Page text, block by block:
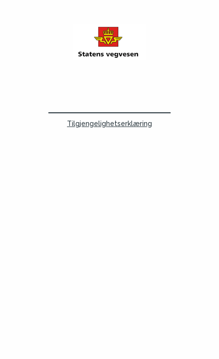
Tilgjengelighetserklæring